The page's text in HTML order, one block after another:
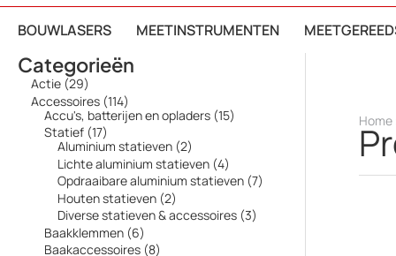
BOUWLASERS MEETINSTRUMENTEN
Categorieën
Actie 292
9
p
r
o
d
u
c
t
e
n
Accessoires 1141
1
4
p
r
o
d
u
c
e
Accu's, batterijen en opladers 151
5
d
c
Statief 171
7
p
r
o
d
u
c
t
Aluminium statieven 22
p
r
o
u
Lichte aluminium statieven 44
p
r
d
Opdraaibare aluminium statieven 77
p
Houten statieven 22
p
r
Diverse statieven & accessoires 33
p
Baakklemmen 66
p
Baakaccessoires 88
Home